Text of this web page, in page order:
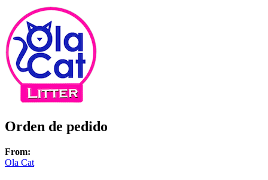
Orden de pedido
From:
Ola Cat